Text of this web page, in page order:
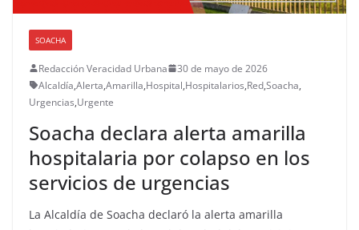
SOACHA
Redacción Veracidad Urbana
30 de mayo de 2026
Alcaldía,Alerta,Amarilla,Hospital,Hospitalarios,Red,Soacha,
Urgencias,Urgente
Soacha declara alerta amarilla
hospitalaria por colapso en los
servicios de urgencias
La Alcaldía de Soacha declaró la alerta amarilla